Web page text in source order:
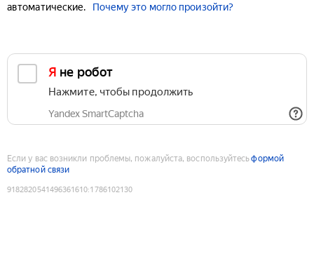
автоматические.
Почему это могло произойти?
Я не робот
Нажмите, чтобы продолжить
Yandex SmartCaptcha
Если у вас возникли проблемы, пожалуйста, воспользуйтесьформой
обратной связи
9182820541496361610:1786102130